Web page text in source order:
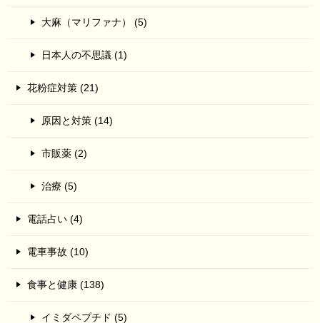
大麻（マリファナ） (5)
日本人の不思議 (1)
花粉症対策 (21)
原因と対策 (14)
市販薬 (2)
治療 (5)
電話占い (4)
電車事故 (10)
食事と健康 (138)
イミダペプチド (5)